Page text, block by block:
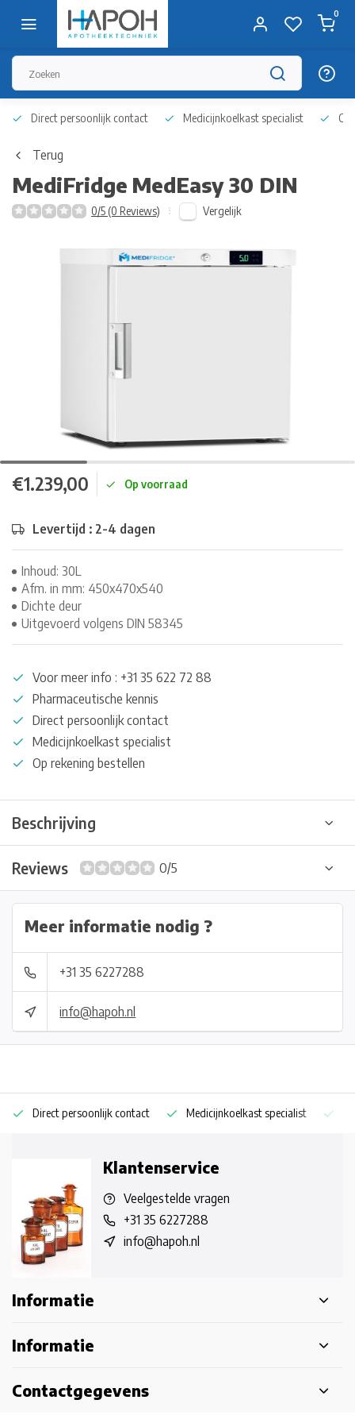
0
Direct persoonlijk contact Medicijnkoelkast specialist Op
Terug
MediFridge MedEasy 30 DIN
0/5 (0 Reviews) Vergelijk
€1.239,00 Op voorraad
Levertijd : 2-4 dagen
Inhoud: 30L
Afm. in mm: 450x470x540
Dichte deur
Uitgevoerd volgens DIN 58345
Voor meer info : +31 35 622 72 88
Pharmaceutische kennis
Direct persoonlijk contact
Medicijnkoelkast specialist
Op rekening bestellen
Beschrijving
Reviews 0/5
Meer informatie nodig ?
+31 35 6227288
info@hapoh.nl
Direct persoonlijk contact Medicijnkoelkast specialist
Klantenservice
Veelgestelde vragen
+31 35 6227288
info@hapoh.nl
Informatie
Informatie
Contactgegevens